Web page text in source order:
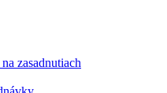
zasadnutiach